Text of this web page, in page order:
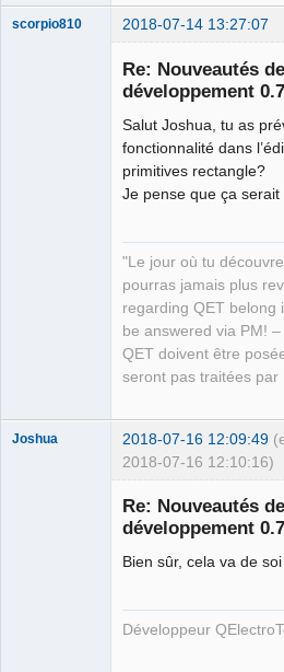
scorpio810 2018-07-14 13:27:07
Re: Nouveautés
développement 0.7
Salut Joshua, tu as
fonctionnalité dans
primitives rectangle?
Je pense que ça serait
"Le jour où tu
pourras jamais plus
regarding QET belong
be answered via PM!
QET doivent être
seront pas traitées par
Joshua 2018-07-16 12:09:49
2018-07-16 12:10:16)
Re: Nouveautés
développement 0.7
Bien sûr, cela va de soi
Développeur